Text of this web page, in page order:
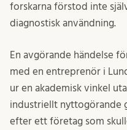
forskarna förstod inte
diagnostisk användning.
En avgörande händelse
med en entreprenör i
ur en akademisk vinkel
industriellt nyttogörande
efter ett företag som